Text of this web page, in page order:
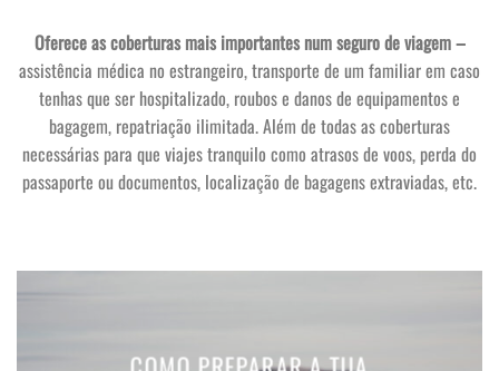
Oferece as coberturas mais importantes num seguro de viagem –
assistência médica no estrangeiro, transporte de um familiar em caso
tenhas que ser hospitalizado, roubos e danos de equipamentos e
bagagem, repatriação ilimitada. Além de todas as coberturas
necessárias para que viajes tranquilo como atrasos de voos, perda do
passaporte ou documentos, localização de bagagens extraviadas, etc.